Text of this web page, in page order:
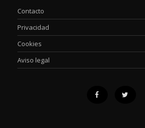
Contacto
Privacidad
Cookies
Aviso legal